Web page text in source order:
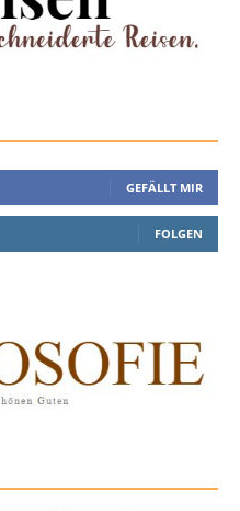
GEFÄLLT MIR
FOLGEN